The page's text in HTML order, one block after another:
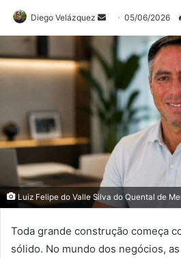
Diego Velázquez
Mande
um
mail
05/06/2026
Luiz Felipe do Valle Silva do Quental de
Toda grande construção começa
sólido. No mundo dos negócios,